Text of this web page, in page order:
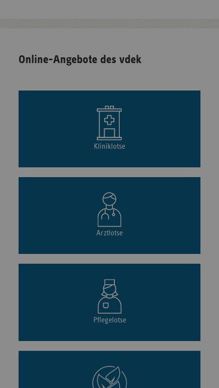
Online-Angebote des vdek
Kliniklotse
Arztlotse
Pflegelotse